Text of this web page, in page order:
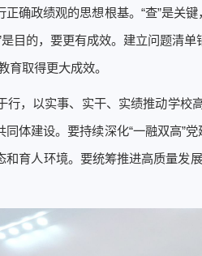
确政绩观的思想根基。“查”是关
目的，要更有成效。建立问题清
育取得更大成效。
，以实事、实干、实绩推动学校
体建设。要持续深化“一融双高”
育人环境。要统筹推进高质量发